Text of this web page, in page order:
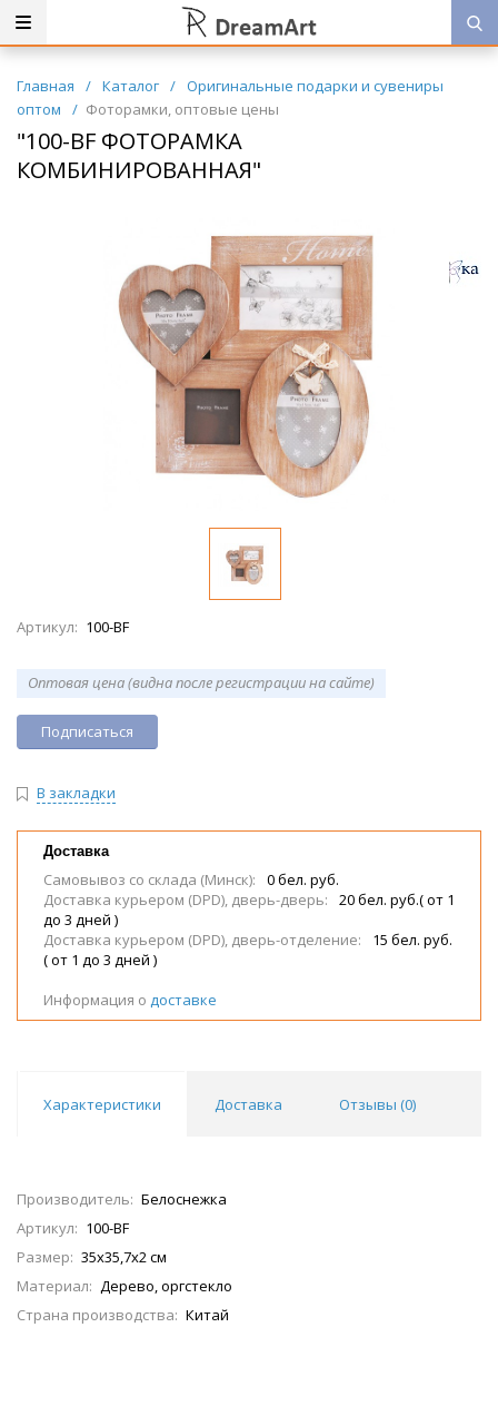
Главная / Каталог / Оригинальные подарки и сувениры
оптом
/ Фоторамки, оптовые цены
"100-BF ФОТОРАМКА
КОМБИНИРОВАННАЯ"
Артикул: 100-BF
Оптовая цена (видна после регистрации на сайте)
Подписаться
В закладки
Доставка
Самовывоз со склада (Минск):
0 бел. руб.
Доставка курьером (DPD), дверь-дверь:
20 бел. руб.( от 1
до 3 дней )
Доставка курьером (DPD), дверь-отделение:
15 бел. руб.
( от 1 до 3 дней )
Информация о доставке
Характеристики Доставка Отзывы (0)
Производитель: Белоснежка
Артикул: 100-BF
Размер: 35х35,7х2 см
Материал: Дерево, оргстекло
Страна производства: Китай